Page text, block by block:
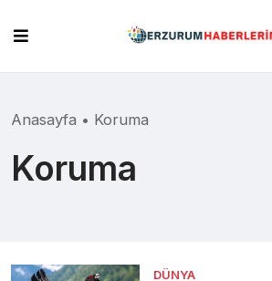
content
Anasayfa • Koruma
Koruma
DÜNYA